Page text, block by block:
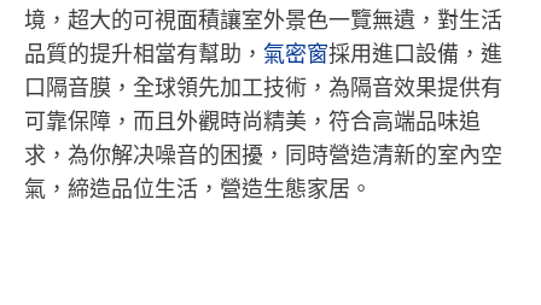
境，超大的可視面積讓室外景色一覽無遺，對生活
品質的提升相當有幫助， 氣密窗採用進口設備，進
口隔音膜，全球領先加工技術，為隔音效果提供有
可靠保障，而且外觀時尚精美，符合高端品味追
求，為你解决噪音的困擾，同時營造清新的室內空
氣，締造品位生活，營造生態家居。